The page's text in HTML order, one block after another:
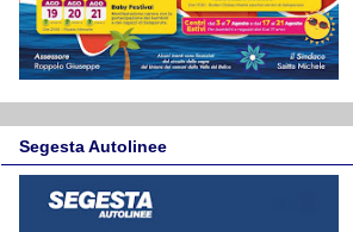
Segesta Autolinee